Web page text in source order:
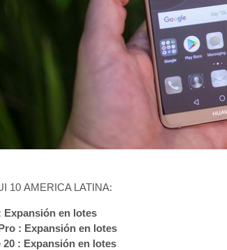
10 AMERICA LATINA:
Expansión en lotes
: Expansión en lotes
20 : Expansión en lotes